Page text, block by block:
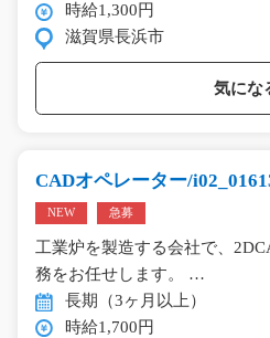
時給1,300円
滋賀県長浜市
気にな
CADオペレーター/
NEW 急募
工業炉を製造する会社で、
務をお任せします。 …
長期（3ヶ月以上）
時給1,700円